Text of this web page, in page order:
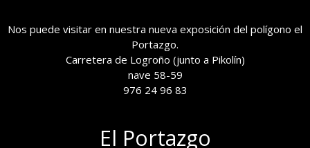
Nos puede visitar en nuestra nueva exposición del polígono el
Portazgo.
Carretera de Logroño (junto a Pikolín)
nave 58-59
976 24 96 83
El Portazgo